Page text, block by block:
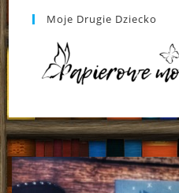
Moje Drugie Dziecko